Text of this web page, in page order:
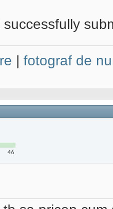
| fotograf de
46